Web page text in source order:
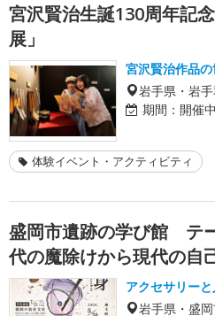
宮沢賢治生誕130周年記
展」
宮沢賢治作品
岩手県・岩
期間： 開催
体験イベント・アクティビティ
盛岡市遺跡の学び館 テ
代の魔除けから現代の自
アクセサリー
岩手県・盛